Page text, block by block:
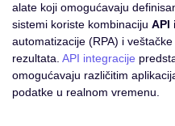
alate koji omogućavaju
sistemi koriste kombinaciju API
automatizacije (RPA) i
rezultata. API integracije
omogućavaju različitim
podatke u realnom vremenu.